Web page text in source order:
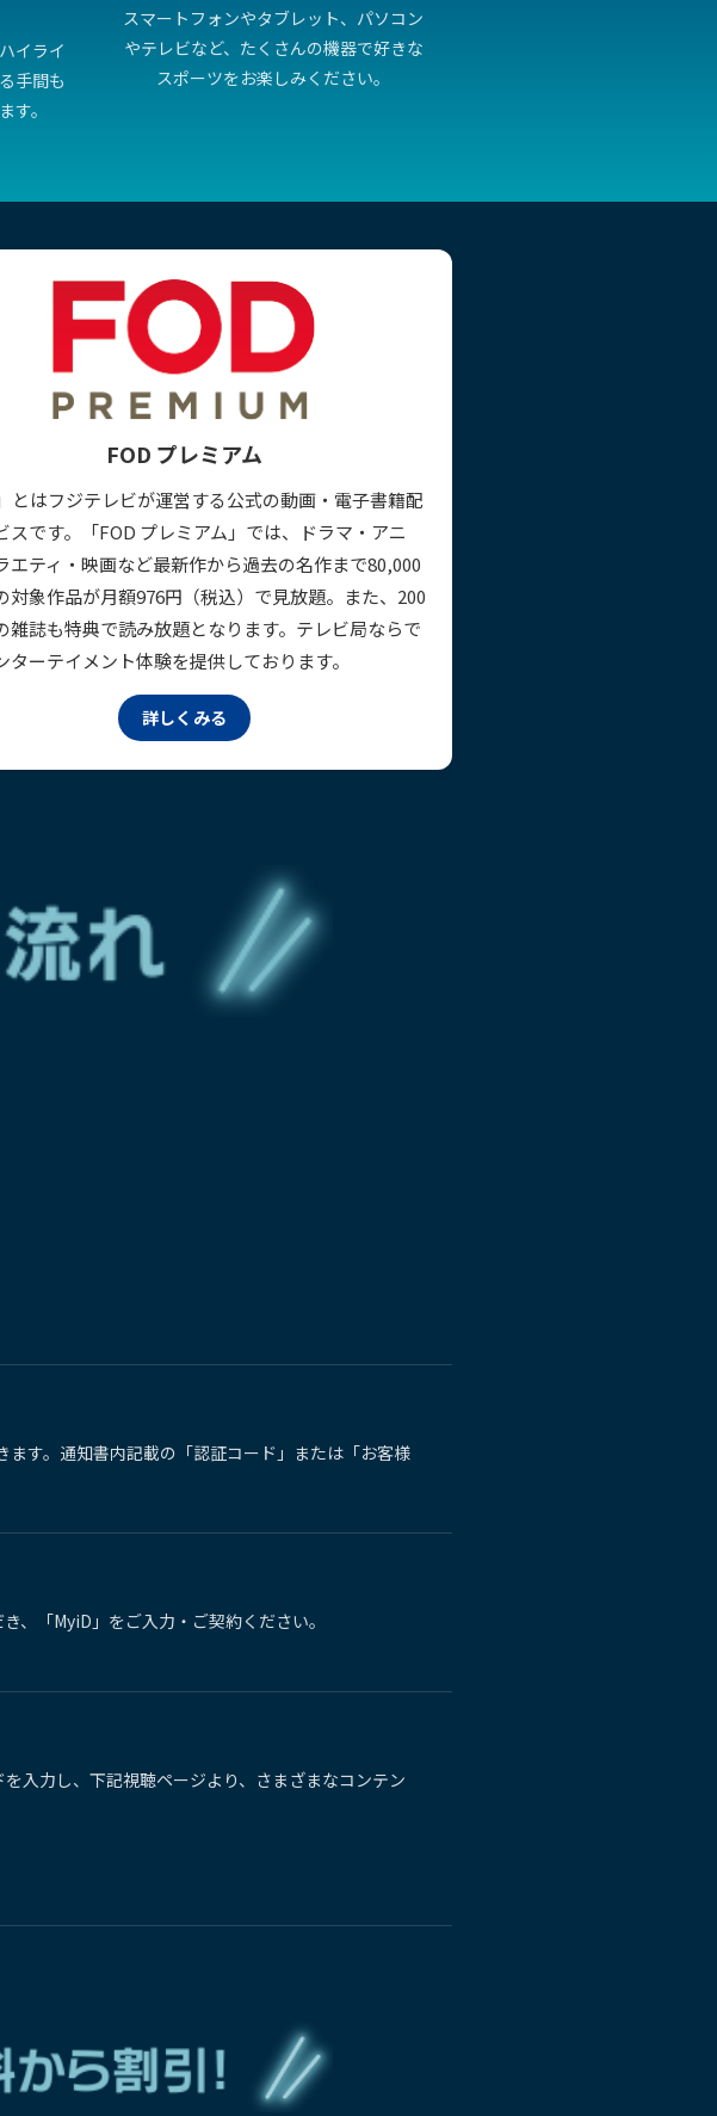
イライ
手間も
す。
スマートフォンやタブレット、パソコン
やテレビなど、たくさんの機器で好きな
スポーツをお楽しみください。
FOD プレミアム
とはフジテレビが運営する公式の動画・電子書籍配
スです。「FOD プレミアム」では、ドラマ・アニ
エティ・映画など最新作から過去の名作まで80,000
対象作品が月額976円（税込）で見放題。また、200
雑誌も特典で読み放題となります。テレビ局ならで
ターテイメント体験を提供しております。
詳しくみる
す。通知書内記載の「認証コード」または「お客様
、「MyiD」をご入力・ご契約ください。
入力し、下記視聴ページより、さまざまなコンテン